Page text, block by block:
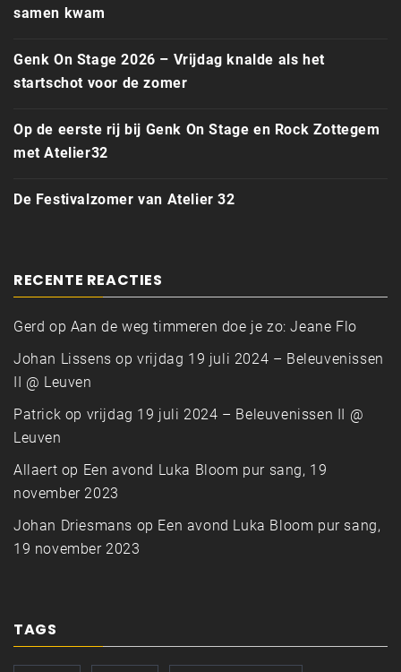
samen kwam
Genk On Stage 2026 – Vrijdag knalde als het
startschot voor de zomer
Op de eerste rij bij Genk On Stage en Rock Zottegem
met Atelier32
De Festivalzomer van Atelier 32
RECENTE REACTIES
Gerd op Aan de weg timmeren doe je zo: Jeane Flo
Johan Lissens opvrijdag 19 juli 2024 – Beleuvenissen
II @ Leuven
Patrick op vrijdag 19 juli 2024 – Beleuvenissen II @
Leuven
Allaert op Een avond Luka Bloom pur sang, 19
november 2023
Johan Driesmans op Een avond Luka Bloom pur sang,
19 november 2023
TAGS